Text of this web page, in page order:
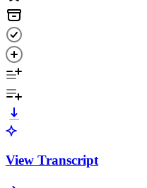
View Transcript